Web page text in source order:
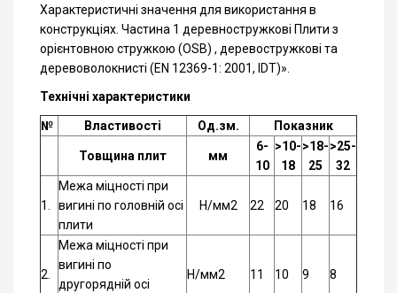
Характеристичні значення для використання в
конструкціях. Частина 1 деревностружкові Плити з
орієнтовною стружкою (OSB) , деревостружкові та
деревоволокнисті (EN 12369-1: 2001, IDT)».
Технічні характеристики
№ Властивості Од.зм. Показник
Товщина плит мм
6-
10
>10-
18
>18-
25
>25-
32
1.
Межа міцності при
вигині по головній осі
плити
Н/мм2 22 20 18 16
2.
Межа міцності при
вигині по
другорядній осі
Н/мм2 11 10 9 8